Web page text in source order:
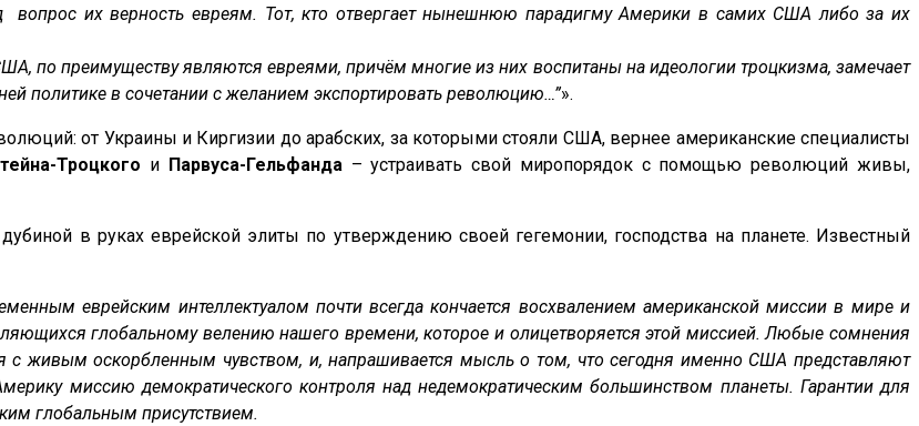
вопрос их верность евреям. Тот, кто отвергает нынешнюю парадигму Америки в самих США либо за их
по преимуществу являются евреями, причём многие из них воспитаны на идеологии троцкизма, замечает
политике в сочетании с желанием экспортировать революцию…”».
от Украины и Киргизии до арабских, за которыми стояли США, вернее американские специалисты
Троцкого и Парвуса-Гельфанда– устраивать свой миропорядок с помощью революций живы,
в руках еврейской элиты по утверждению своей гегемонии, господства на планете. Известный
еврейским интеллектуалом почти всегда кончается восхвалением американской миссии в мире и
глобальному велению нашего времени, которое и олицетворяется этой миссией. Любые сомнения
с живым оскорбленным чувством, и, напрашивается мысль о том, что сегодня именно США представляют
миссию демократического контроля над недемократическим большинством планеты. Гарантии для
глобальным присутствием.